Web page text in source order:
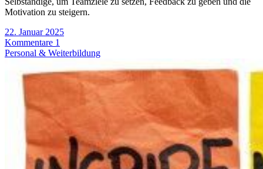
Motivation zu steigern.
22. Januar 2025
Kommentare 1
Personal & Weiterbildung